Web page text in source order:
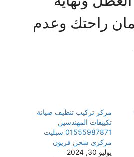
راحتك وعدم
مركز تركيب تنظيف صيانة
تكييفات المهندسين
01555987871 سبليت
مركزى شحن فريون
يوليو 30, 2024